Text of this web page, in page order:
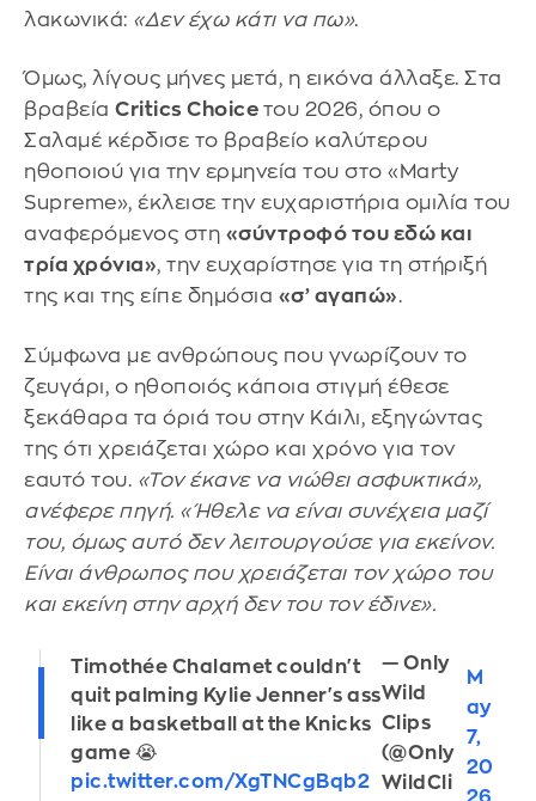
λακωνικά: «Δεν έχω κάτι να πω».
Όμως, λίγους μήνες μετά, η εικόνα άλλαξε. Στα
βραβεία Critics Choice του 2026, όπου ο
Σαλαμέ κέρδισε το βραβείο καλύτερου
ηθοποιού για την ερμηνεία του στο «Marty
Supreme», έκλεισε την ευχαριστήρια ομιλία του
αναφερόμενος στη «σύντροφό του εδώ και
τρία χρόνια», την ευχαρίστησε για τη στήριξή
της και της είπε δημόσια «σ’ αγαπώ».
Σύμφωνα με ανθρώπους που γνωρίζουν το
ζευγάρι, ο ηθοποιός κάποια στιγμή έθεσε
ξεκάθαρα τα όριά του στην Κάιλι, εξηγώντας
της ότι χρειάζεται χώρο και χρόνο για τον
εαυτό του. «Τον έκανε να νιώθει ασφυκτικά»,
ανέφερε πηγή. «Ήθελε να είναι συνέχεια μαζί
του, όμως αυτό δεν λειτουργούσε για εκείνον.
Είναι άνθρωπος που χρειάζεται τον χώρο του
και εκείνη στην αρχή δεν του τον έδινε».
Timothée Chalamet couldn't
quit palming Kylie Jenner's ass
like a basketball at the Knicks
game 😭
pic.twitter.com/XgTNCgBqb2
— Only
Wild
Clips
(@Only
WildCli
M
ay
7,
20